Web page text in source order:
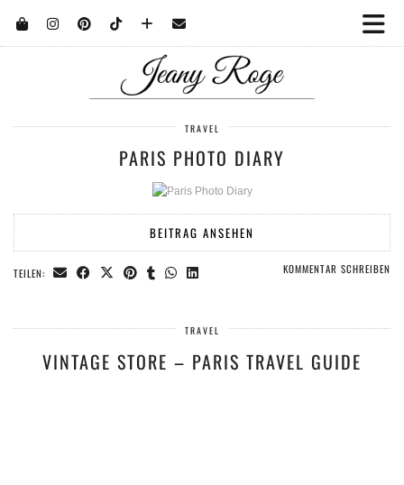
TRAVEL
PARIS PHOTO DIARY
BEITRAG ANSEHEN
TEILEN: KOMMENTAR SCHREIBEN
TRAVEL
VINTAGE STORE – PARIS TRAVEL GUIDE